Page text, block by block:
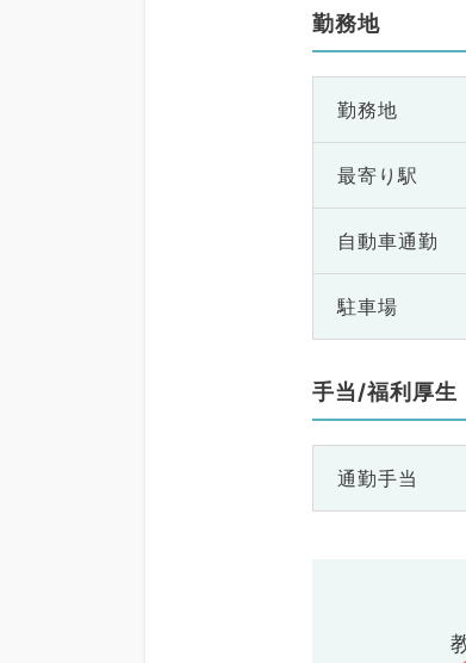
勤務地
勤務地
最寄り駅
自動車通勤
駐車場
手当/福利厚生
通勤手当